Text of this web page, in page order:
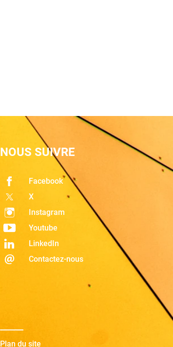
NOUS SUIVRE
Facebook
X
Instagram
Youtube
LinkedIn
Contactez-nous
Plan du site